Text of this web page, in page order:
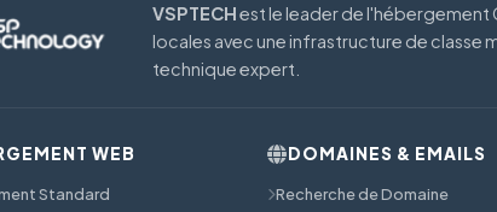
VSPTECHest le leader de l'hébergement
locales avec une infrastructure de classe
technique expert.
WEB
Standard
DOMAINES & EMAILS
Recherche de Domaine